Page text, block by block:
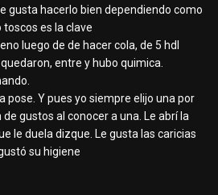
gusta hacerlo bien dependiendo como
toscos es la clave
luego de de hacer cola, de 5 hdl
entre y hubo quimica.
pose. Y pues yo siempre elijo una por
gustos al conocer a una. Le abrí la
le duela dizque. Le gusta las caricias
su higiene